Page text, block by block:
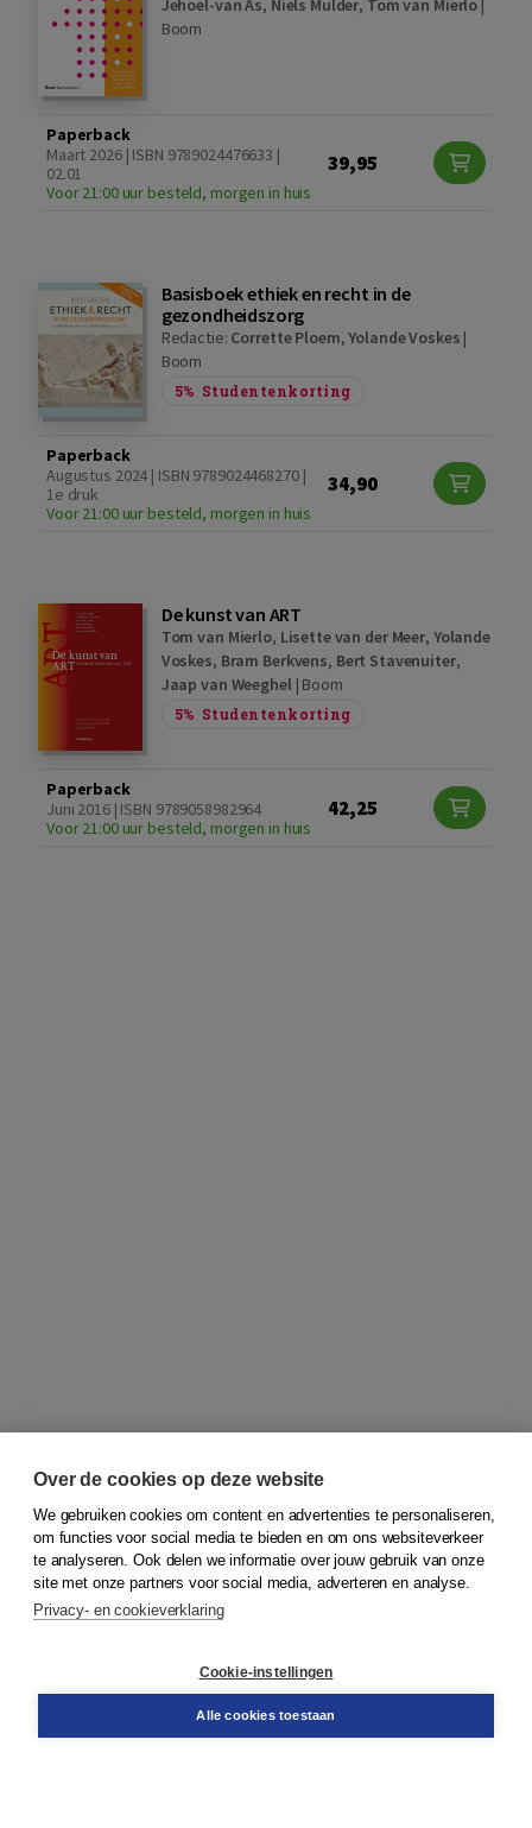
Jehoel-van As, Niels Mulder, Tom van Mierlo |
Boom
Paperback
Maart 2026 | ISBN 9789024476633 |
02.01
Voor 21:00 uur besteld, morgen in huis
39,95
Basisboek ethiek en recht in de
gezondheidszorg
Redactie: Corrette Ploem,Yolande Voskes |
Boom
5% Studentenkorting
Paperback
Augustus 2024 | ISBN 9789024468270 |
1e druk
Voor 21:00 uur besteld, morgen in huis
34,90
De kunst van ART
Tom van Mierlo, Lisette van der Meer, Yolande
Voskes, Bram Berkvens, Bert Stavenuiter,
Jaap van Weeghel| Boom
5% Studentenkorting
Paperback
Juni 2016 | ISBN 9789058982964
Voor 21:00 uur besteld, morgen in huis
42,25
© 2026Koninklijke Boom uitgevers
Bestellen
Over de cookies op deze website
We gebruiken cookies om content en advertenties te personaliseren,
om functies voor social media te bieden en om ons websiteverkeer
te analyseren. Ook delen we informatie over jouw gebruik van onze
site met onze partners voor social media, adverteren en analyse.
Privacy- en cookieverklaring
Cookie-instellingen
Alle cookies toestaan